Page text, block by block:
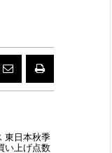
東日本秋季
い上げ点数